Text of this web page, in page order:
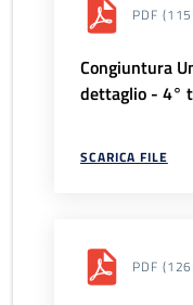
PDF
Congiuntura
dettaglio - 4°
SCARICA FILE
PDF